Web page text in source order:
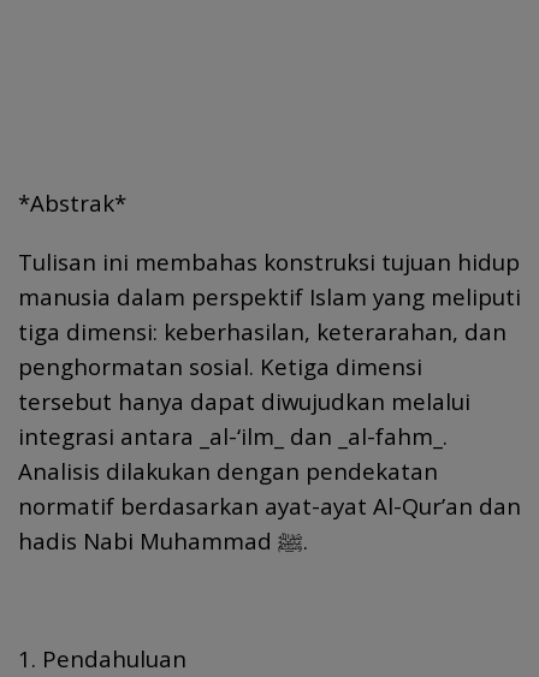
*Abstrak*
Tulisan ini membahas konstruksi tujuan hidup
manusia dalam perspektif Islam yang meliputi
tiga dimensi: keberhasilan, keterarahan, dan
penghormatan sosial. Ketiga dimensi
tersebut hanya dapat diwujudkan melalui
integrasi antara _al-‘ilm_ dan _al-fahm_.
Analisis dilakukan dengan pendekatan
normatif berdasarkan ayat-ayat Al-Qur’an dan
hadis Nabi Muhammad ﷺ.
1. Pendahuluan